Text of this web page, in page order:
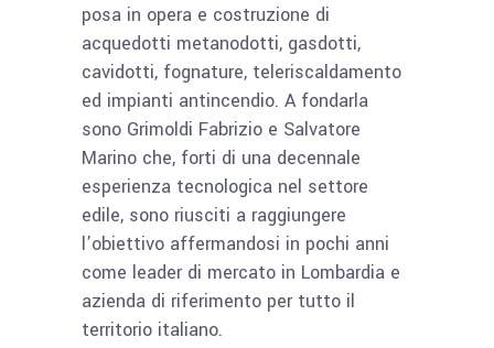
posa in opera e costruzione di
acquedotti metanodotti, gasdotti,
cavidotti, fognature, teleriscaldamento
ed impianti antincendio. A fondarla
sono Grimoldi Fabrizio e Salvatore
Marino che, forti di una decennale
esperienza tecnologica nel settore
edile, sono riusciti a raggiungere
l’obiettivo affermandosi in pochi anni
come leader di mercato in Lombardia e
azienda di riferimento per tutto il
territorio italiano.